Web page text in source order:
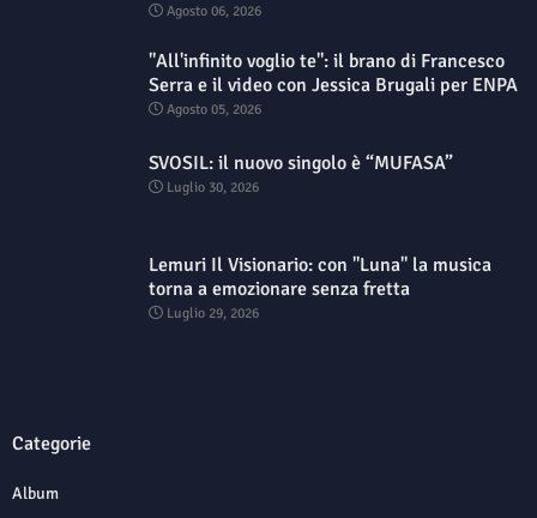
Agosto 06, 2026
"All'infinito voglio te": il brano di Francesco
Serra e il video con Jessica Brugali per ENPA
Agosto 05, 2026
SVOSIL: il nuovo singolo è “MUFASA”
Luglio 30, 2026
Lemuri Il Visionario: con "Luna" la musica
torna a emozionare senza fretta
Luglio 29, 2026
Categorie
Album